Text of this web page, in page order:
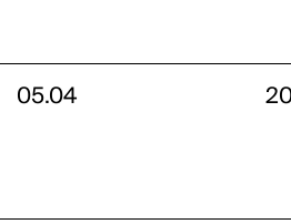
05.04